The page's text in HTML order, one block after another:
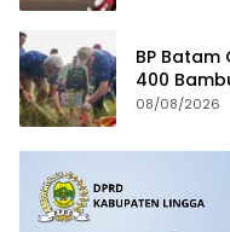
BP
400
Nongsa
08/08/2026